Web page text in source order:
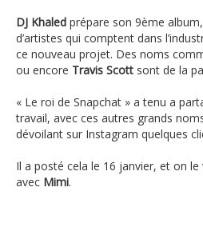
DJ Khaled prépare son 9ème
d’artistes qui comptent dans
ce nouveau projet. Des noms
ou encore Travis Scott sont de la
« Le roi de Snapchat » a tenu a
travail, avec ces autres grands
dévoilant sur Instagram quelques
Il a posté cela le 16 janvier, et on
avec Mimi.